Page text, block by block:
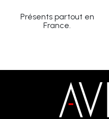
Présents partout en
France.